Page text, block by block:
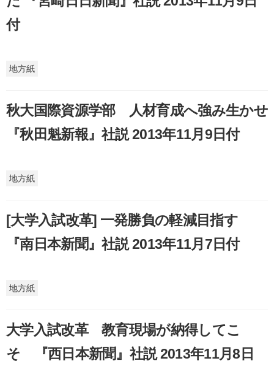
付
地方紙
秋大国際資源学部 人材育成へ強み生かせ
『秋田魁新報』社説 2013年11月9日付
地方紙
[大学入試改革] 一発勝負の軽減目指す
『南日本新聞』社説 2013年11月7日付
地方紙
大学入試改革 教育現場が納得してこ
そ 『西日本新聞』社説 2013年11月8日